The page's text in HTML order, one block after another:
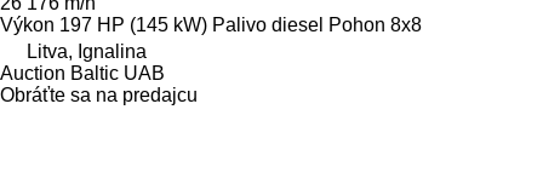
Výkon 197 HP (145 kW) Palivo diesel Pohon 8x8
Litva, Ignalina
Auction Baltic UAB
Obráťte sa na predajcu